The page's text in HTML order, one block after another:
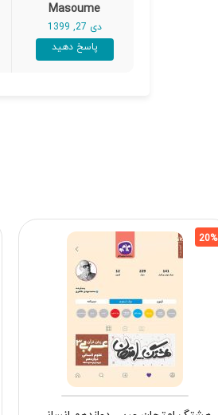
Masoume
دی 27, 1399
پاسخ دهید
20%